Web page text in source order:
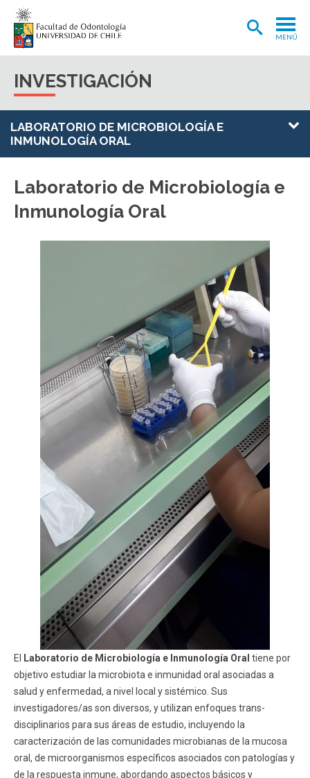
MENÚ
ADMISIÓN
POSTGRADOS Y POSTÍTULOS
EXTENSIÓN
INTERNACIONAL
ACADÉMICOS
FUNCIONARIOS EGRESADOS
INVESTIGACIÓN
LABORATORIO DE MICROBIOLOGÍA E
INMUNOLOGÍA ORAL
Laboratorio de Microbiología e
Inmunología Oral
El Laboratorio de Microbiología e Inmunología Oral tiene por
objetivo estudiar la microbiota e inmunidad oral asociadas a
salud y enfermedad, a nivel local y sistémico. Sus
investigadores/as son diversos, y utilizan enfoques trans-
disciplinarios para sus áreas de estudio, incluyendo la
caracterización de las comunidades microbianas de la mucosa
oral, de microorganismos específicos asociados con patologías y
de la respuesta inmune, abordando aspectos básicos y